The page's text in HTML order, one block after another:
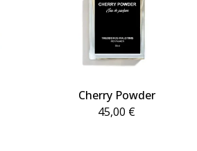
Cherry Powder
45,00 €